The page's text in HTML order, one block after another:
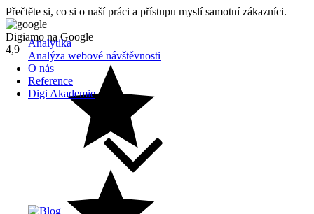
Analytika
Analýza webové návštěvnosti
O nás
Reference
Digi Akademie
Přečtěte si, co si o naší práci a přístupu myslí samotní zákazníci.
Digiamo na Google
4,9